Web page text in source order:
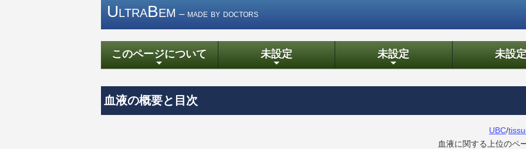
UltraBem – made by doctors
+
このページについて
+
未設定
+
未設定 未設定
血液の概要と目次
UBC/
血液に関する上位のペ